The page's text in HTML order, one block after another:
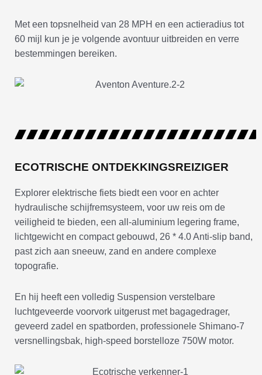
Met een topsnelheid van 28 MPH en een actieradius tot
60 mijl kun je je volgende avontuur uitbreiden en verre
bestemmingen bereiken.
ECOTRISCHE ONTDEKKINGSREIZIGER
Explorer elektrische fiets biedt een voor en achter
hydraulische schijfremsysteem, voor uw reis om de
veiligheid te bieden, een all-aluminium legering frame,
lichtgewicht en compact gebouwd, 26 * 4.0 Anti-slip band,
past zich aan sneeuw, zand en andere complexe
topografie.
En hij heeft een volledig Suspension verstelbare
luchtgeveerde voorvork uitgerust met bagagedrager,
geveerd zadel en spatborden, professionele Shimano-7
versnellingsbak, high-speed borstelloze 750W motor.